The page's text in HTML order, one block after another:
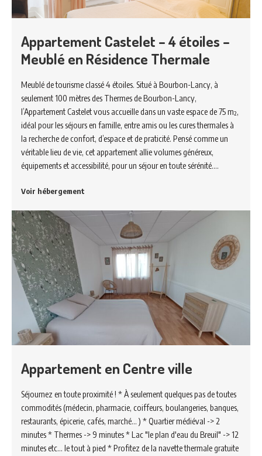
Appartement Castelet – 4 étoiles –
Meublé en Résidence Thermale
Meublé de tourisme classé 4 étoiles. Situé à Bourbon-Lancy, à
seulement 100 mètres des Thermes de Bourbon-Lancy,
l’Appartement Castelet vous accueille dans un vaste espace de 75 m²,
idéal pour les séjours en famille, entre amis ou les cures thermales à
la recherche de confort, d’espace et de praticité. Pensé comme un
véritable lieu de vie, cet appartement allie volumes généreux,
équipements et accessibilité, pour un séjour en toute sérénité.…
Voir hébergement
Appartement en Centre ville
Séjournez en toute proximité ! * À seulement quelques pas de toutes
commodités (médecin, pharmacie, coiffeurs, boulangeries, banques,
restaurants, épicerie, cafés, marché... ) * Quartier médiéval -> 2
minutes * Thermes -> 9 minutes * Lac "le plan d'eau du Breuil" -> 12
minutes etc... le tout à pied * Profitez de la navette thermale gratuite